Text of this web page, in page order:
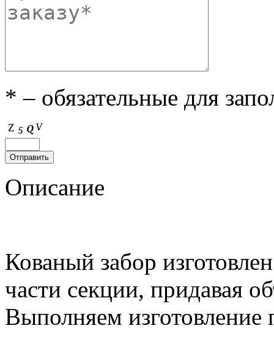
* – обязательные для
Описание
Кованый забор
части секции, придавая
Выполняем изготовление